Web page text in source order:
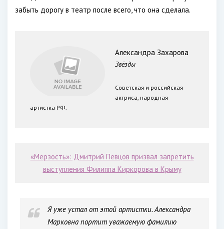
забыть дорогу в театр после всего, что она сделала.
Александра Захарова
Звёзды
Советская и российская
актриса, народная
артистка РФ.
«Мерзость»: Дмитрий Певцов призвал запретить
выступления Филиппа Киркорова в Крыму
Я уже устал от этой артистки. Александра
Марковна портит уважаемую фамилию